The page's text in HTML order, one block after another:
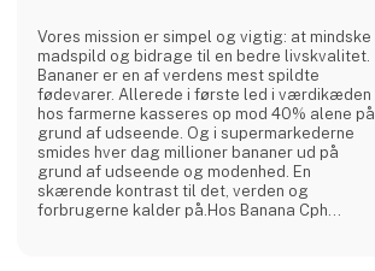
Vores mission er simpel og vigtig: at mindske
madspild og bidrage til en bedre livskvalitet.
Bananer er en af verdens mest spildte
fødevarer. Allerede i første led i værdikæden
hos farmerne kasseres op mod 40% alene på
grund af udseende. Og i supermarkederne
smides hver dag millioner bananer ud på
grund af udseende og modenhed. En
skærende kontrast til det, verden og
forbrugerne kalder på.Hos Banana Cph